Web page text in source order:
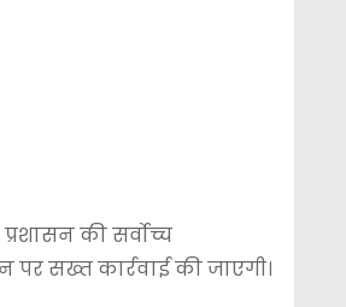
की सर्वोच्च
पर सख्त कार्रवाई की जाएगी।